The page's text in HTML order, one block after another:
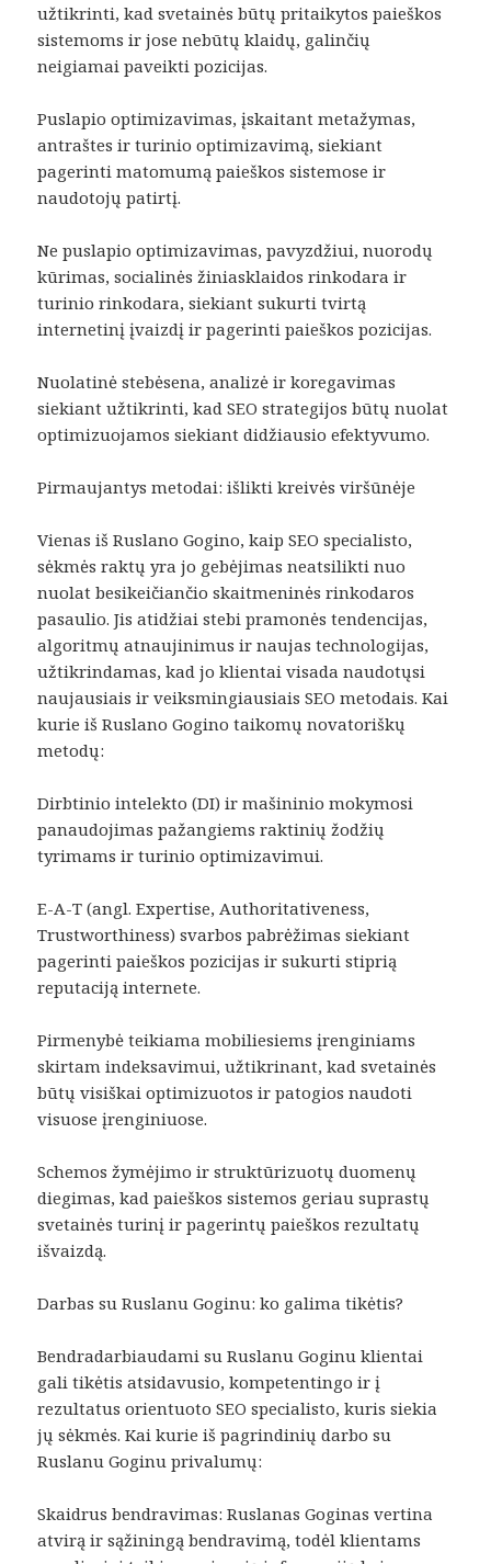
užtikrinti, kad svetainės būtų pritaikytos paieškos
sistemoms ir jose nebūtų klaidų, galinčių
neigiamai paveikti pozicijas.
Puslapio optimizavimas, įskaitant metažymas,
antraštes ir turinio optimizavimą, siekiant
pagerinti matomumą paieškos sistemose ir
naudotojų patirtį.
Ne puslapio optimizavimas, pavyzdžiui, nuorodų
kūrimas, socialinės žiniasklaidos rinkodara ir
turinio rinkodara, siekiant sukurti tvirtą
internetinį įvaizdį ir pagerinti paieškos pozicijas.
Nuolatinė stebėsena, analizė ir koregavimas
siekiant užtikrinti, kad SEO strategijos būtų nuolat
optimizuojamos siekiant didžiausio efektyvumo.
Pirmaujantys metodai: išlikti kreivės viršūnėje
Vienas iš Ruslano Gogino, kaip SEO specialisto,
sėkmės raktų yra jo gebėjimas neatsilikti nuo
nuolat besikeičiančio skaitmeninės rinkodaros
pasaulio. Jis atidžiai stebi pramonės tendencijas,
algoritmų atnaujinimus ir naujas technologijas,
užtikrindamas, kad jo klientai visada naudotųsi
naujausiais ir veiksmingiausiais SEO metodais. Kai
kurie iš Ruslano Gogino taikomų novatoriškų
metodų:
Dirbtinio intelekto (DI) ir mašininio mokymosi
panaudojimas pažangiems raktinių žodžių
tyrimams ir turinio optimizavimui.
E-A-T (angl. Expertise, Authoritativeness,
Trustworthiness) svarbos pabrėžimas siekiant
pagerinti paieškos pozicijas ir sukurti stiprią
reputaciją internete.
Pirmenybė teikiama mobiliesiems įrenginiams
skirtam indeksavimui, užtikrinant, kad svetainės
būtų visiškai optimizuotos ir patogios naudoti
visuose įrenginiuose.
Schemos žymėjimo ir struktūrizuotų duomenų
diegimas, kad paieškos sistemos geriau suprastų
svetainės turinį ir pagerintų paieškos rezultatų
išvaizdą.
Darbas su Ruslanu Goginu: ko galima tikėtis?
Bendradarbiaudami su Ruslanu Goginu klientai
gali tikėtis atsidavusio, kompetentingo ir į
rezultatus orientuoto SEO specialisto, kuris siekia
jų sėkmės. Kai kurie iš pagrindinių darbo su
Ruslanu Goginu privalumų:
Skaidrus bendravimas: Ruslanas Goginas vertina
atvirą ir sąžiningą bendravimą, todėl klientams